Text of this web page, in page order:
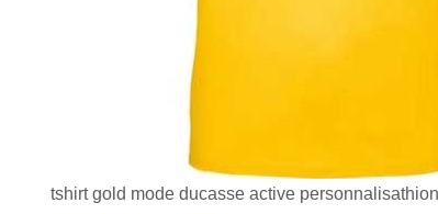
tshirt gold mode ducasse active personnalisathion